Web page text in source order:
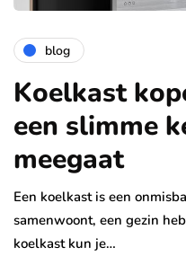
blog
Koelkast
een slimme
meegaat
Een koelkast is een
samenwoont, een gezin
koelkast kun je…